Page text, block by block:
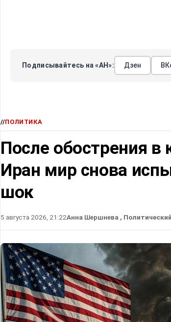
Подписывайтесь на «АН»: Дзен
//ПОЛИТИКА
После обострения
Иран мир снова
шок
5 августа 2026, 21:22Анна Шершнева ,